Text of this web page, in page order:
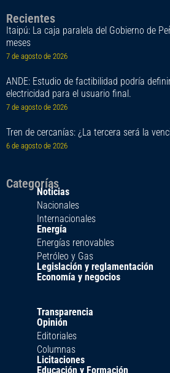
Recientes
Itaipú: La caja paralela del Gobierno de
meses
7 de agosto de 2026
ANDE: Estudio de factibilidad podría
electricidad para el usuario final.
7 de agosto de 2026
Tren de cercanías: ¿La tercera será la
6 de agosto de 2026
Categorías
Noticias
Nacionales
Internacionales
Energía
Energías renovables
Petróleo y Gas
Legislación y reglamentación
Economía y negocios
Transparencia
Opinión
Editoriales
Columnas
Licitaciones
Educación y Formación